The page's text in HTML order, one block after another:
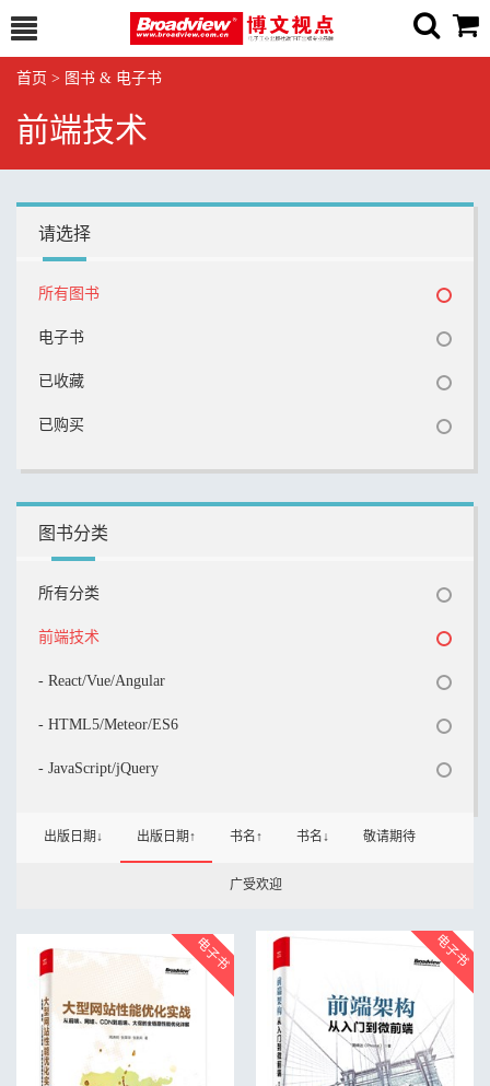
首页 > 图书 & 电子书
前端技术
请选择
所有图书
电子书
已收藏
已购买
图书分类
所有分类
前端技术
- React/Vue/Angular
- HTML5/Meteor/ES6
- JavaScript/jQuery
出版日期↓ 出版日期↑ 书名↑ 书名↓ 敬请期待
广受欢迎